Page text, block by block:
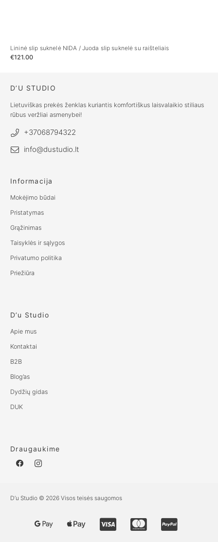
Lininė slip suknelė NIDA / Juoda slip suknelė su raišteliais
€121.00
D’U STUDIO
Lietuviškas prekės ženklas kuriantis komfortiškus laisvalaikio stiliaus
rūbus veržliai asmenybei!
+37068794322
info@dustudio.lt
Informacija
Mokėjimo būdai
Pristatymas
Grąžinimas
Taisyklės ir sąlygos
Privatumo politika
Priežiūra
D’u Studio
Apie mus
Kontaktai
B2B
Blog’as
Dydžių gidas
DUK
Draugaukime
D’u Studio © 2026 Visos teisės saugomos